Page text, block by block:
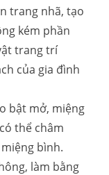
trang nhã, tạo
kém phần
trang trí
của gia đình
bật mở, miệng
thể châm
bình.
làm bằng